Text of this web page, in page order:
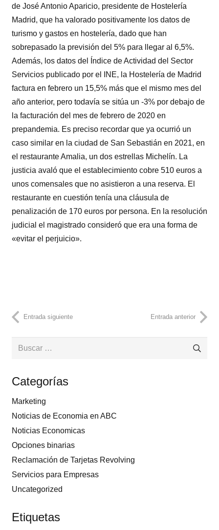
de José Antonio Aparicio, presidente de Hostelería
Madrid, que ha valorado positivamente los datos de
turismo y gastos en hostelería, dado que han
sobrepasado la previsión del 5% para llegar al 6,5%.
Además, los datos del Índice de Actividad del Sector
Servicios publicado por el INE, la Hostelería de Madrid
factura en febrero un 15,5% más que el mismo mes del
año anterior, pero todavía se sitúa un -3% por debajo de
la facturación del mes de febrero de 2020 en
prepandemia. Es preciso recordar que ya ocurrió un
caso similar en la ciudad de San Sebastián en 2021, en
el restaurante Amalia, un dos estrellas Michelín. La
justicia avaló que el establecimiento cobre 510 euros a
unos comensales que no asistieron a una reserva. El
restaurante en cuestión tenía una cláusula de
penalización de 170 euros por persona. En la resolución
judicial el magistrado consideró que era una forma de
«evitar el perjuicio».
Entrada siguiente Entrada anterior
Buscar:
Categorías
Marketing
Noticias de Economia en ABC
Noticias Economicas
Opciones binarias
Reclamación de Tarjetas Revolving
Servicios para Empresas
Uncategorized
Etiquetas